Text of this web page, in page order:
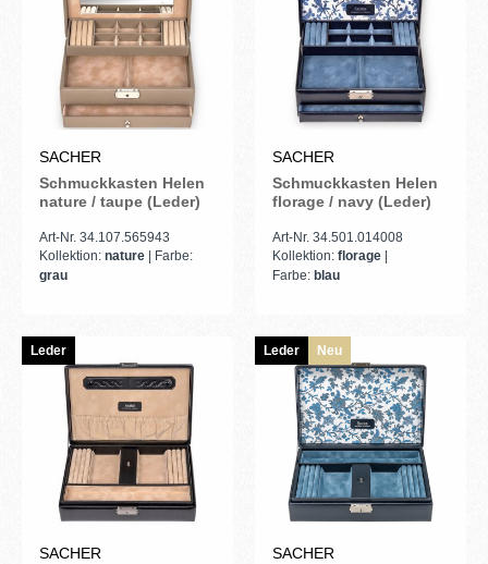
SACHER
Schmuckkasten Helen
nature / taupe (Leder)
Art-Nr. 34.107.565943
Kollektion: nature
| Farbe:
grau
SACHER
Schmuckkasten Helen
florage / navy (Leder)
Art-Nr. 34.501.014008
Kollektion: florage
Farbe: blau
Leder
SACHER
Leder Neu
SACHER